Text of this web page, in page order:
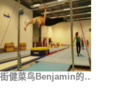
街健菜鸟Benjamin的…